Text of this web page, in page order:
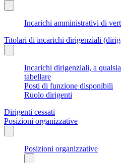
Incarichi amministrativi di
Titolari di incarichi dirigenziali
Incarichi dirigenziali, a
tabellare
Posti di funzione disponibili
Ruolo dirigenti
Dirigenti cessati
Posizioni organizzative
Posizioni organizzative